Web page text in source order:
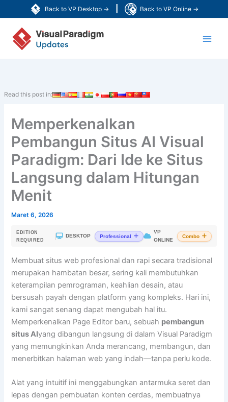
Back to VP Desktop → Back to VP Online →
ke
konten
Read this post in:
Memperkenalkan
Pembangun Situs AI Visual
Paradigm: Dari Ide ke Situs
Langsung dalam Hitungan
Menit
Maret 6, 2026
EDITION
REQUIRED
DESKTOP Professional
VP
ONLINE
Combo
Membuat situs web profesional dan rapi secara tradisional
merupakan hambatan besar, sering kali membutuhkan
keterampilan pemrograman, keahlian desain, atau
bersusah payah dengan platform yang kompleks. Hari ini,
kami sangat senang dapat mengubah hal itu.
Memperkenalkan Page Editor baru, sebuah pembangun
situs AIyang dibangun langsung di dalam Visual Paradigm
yang memungkinkan Anda merancang, membangun, dan
menerbitkan halaman web yang indah—tanpa perlu kode.
Alat yang intuitif ini menggabungkan antarmuka seret dan
lepas dengan pembuatan konten cerdas, membuatnya